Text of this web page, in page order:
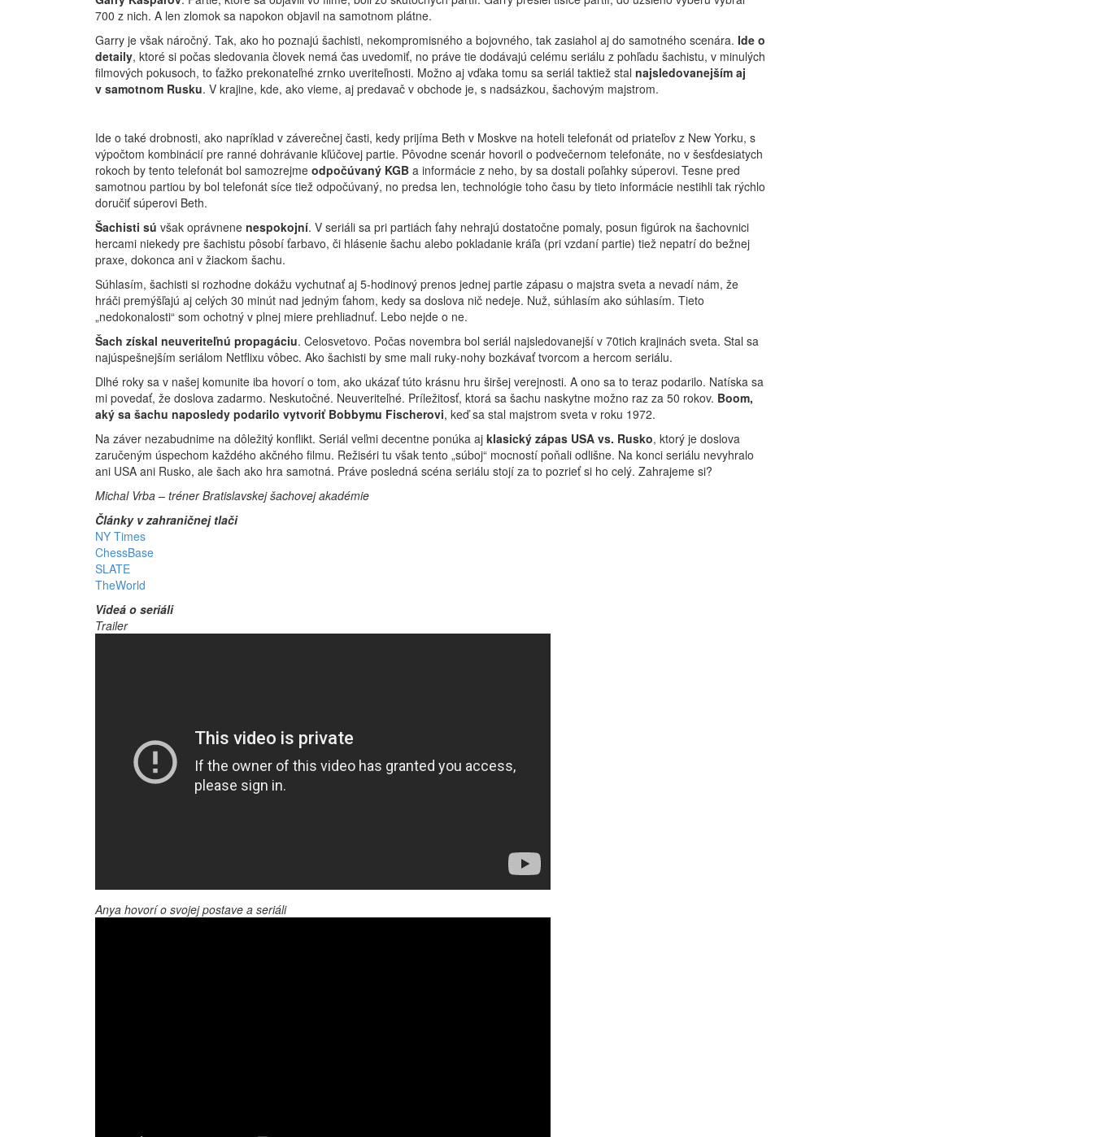
700 z nich. A len zlomok sa napokon objavil na samotnom plátne.
Garry je však náročný. Tak, ako ho poznajú šachisti, nekompromisného a bojovného, tak zasiahol aj do samotného scenára. Ide o
detaily, ktoré si počas sledovania človek nemá čas uvedomiť, no práve tie dodávajú celému seriálu z pohľadu šachistu, v minulých
filmových pokusoch, to ťažko prekonateľné zrnko uveriteľnosti. Možno aj vďaka tomu sa seriál taktiež stal najsledovanejším aj
v samotnom Rusku. V krajine, kde, ako vieme, aj predavač v obchode je, s nadsázkou, šachovým majstrom.
Ide o také drobnosti, ako napríklad v záverečnej časti, kedy prijíma Beth v Moskve na hoteli telefonát od priateľov z New Yorku, s
výpočtom kombinácií pre ranné dohrávanie kľúčovej partie. Pôvodne scenár hovoril o podvečernom telefonáte, no v šesťdesiatych
rokoch by tento telefonát bol samozrejme odpočúvaný KGB a informácie z neho, by sa dostali poľahky súperovi. Tesne pred
samotnou partiou by bol telefonát síce tiež odpočúvaný, no predsa len, technológie toho času by tieto informácie nestihli tak rýchlo
doručiť súperovi Beth.
Šachisti sú však oprávnene nespokojní. V seriáli sa pri partiách ťahy nehrajú dostatočne pomaly, posun figúrok na šachovnici
hercami niekedy pre šachistu pôsobí ťarbavo, či hlásenie šachu alebo pokladanie kráľa (pri vzdaní partie) tiež nepatrí do bežnej
praxe, dokonca ani v žiackom šachu.
Súhlasím, šachisti si rozhodne dokážu vychutnať aj 5-hodinový prenos jednej partie zápasu o majstra sveta a nevadí nám, že
hráči premýšľajú aj celých 30 minút nad jedným ťahom, kedy sa doslova nič nedeje. Nuž, súhlasím ako súhlasím. Tieto
„nedokonalosti“ som ochotný v plnej miere prehliadnuť. Lebo nejde o ne.
Šach získal neuveriteľnú propagáciu. Celosvetovo. Počas novembra bol seriál najsledovanejší v 70tich krajinách sveta. Stal sa
najúspešnejším seriálom Netflixu vôbec. Ako šachisti by sme mali ruky-nohy bozkávať tvorcom a hercom seriálu.
Dlhé roky sa v našej komunite iba hovorí o tom, ako ukázať túto krásnu hru širšej verejnosti. A ono sa to teraz podarilo. Natíska sa
mi povedať, že doslova zadarmo. Neskutočné. Neuveriteľné. Príležitosť, ktorá sa šachu naskytne možno raz za 50 rokov. Boom,
aký sa šachu naposledy podarilo vytvoriť Bobbymu Fischerovi, keď sa stal majstrom sveta v roku 1972.
Na záver nezabudnime na dôležitý konflikt. Seriál veľmi decentne ponúka aj klasický zápas USA vs. Rusko, ktorý je doslova
zaručeným úspechom každého akčného filmu. Režiséri tu však tento „súboj“ mocností poňali odlišne. Na konci seriálu nevyhralo
ani USA ani Rusko, ale šach ako hra samotná. Práve posledná scéna seriálu stojí za to pozrieť si ho celý. Zahrajeme si?
Michal Vrba – tréner Bratislavskej šachovej akadémie
Články v zahraničnej tlači
NY Times
ChessBase
SLATE
TheWorld
Videá o seriáli
Trailer
Anya hovorí o svojej postave a seriáli